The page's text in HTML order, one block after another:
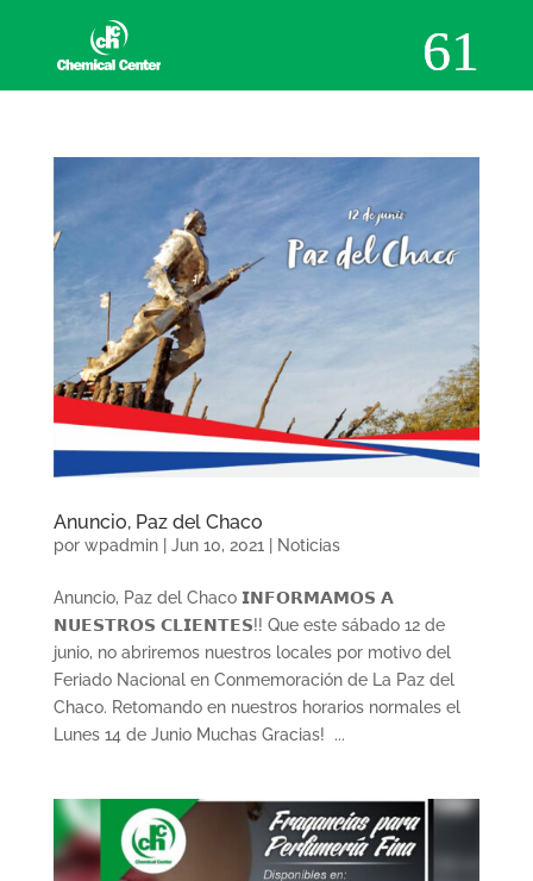
Anuncio, Paz del Chaco
por wpadmin| Jun 10, 2021 Noticias
Anuncio, Paz del Chaco 𝗜𝗡𝗙𝗢𝗥𝗠𝗔𝗠𝗢𝗦 𝗔
𝗡𝗨𝗘𝗦𝗧𝗥𝗢𝗦 𝗖𝗟𝗜𝗘𝗡𝗧𝗘𝗦!! Que este sábado 12 de
junio, no abriremos nuestros locales por motivo del
Feriado Nacional en Conmemoración de La Paz del
Chaco. Retomando en nuestros horarios normales el
Lunes 14 de Junio Muchas Gracias! ...